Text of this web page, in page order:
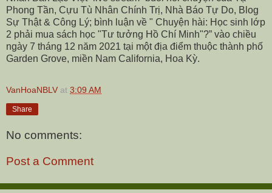
Phong Tần, Cựu Tù Nhân Chính Trị, Nhà Báo Tự Do, Blog
Sự Thật & Công Lý; bình luận về " Chuyện hài: Học sinh lớp
2 phải mua sách học "Tư tưởng Hồ Chí Minh"?” vào chiều
ngày 7 tháng 12 năm 2021 tại một địa điểm thuộc thành phố
Garden Grove, miền Nam California, Hoa Kỳ.
VanHoaNBLV at 3:09 AM
Share
No comments:
Post a Comment